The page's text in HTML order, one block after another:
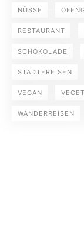
NÜSSE
RESTAURANT
SCHOKOLADE
STÄDTEREISEN
VEGAN
WANDERREISEN